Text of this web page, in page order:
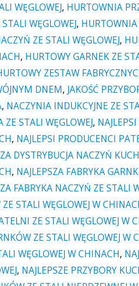
WĘGLOWEJ, HURTOWNIA
WĘGLOWEJ, HURTOWNIA
ZE STALI WĘGLOWEJ,
, HURTOWY GARNEK ZE
ZESTAW
DNEM, JAKOŚĆ
, NACZYNIA INDUKCYJNE ZE
ZE STALI WĘGLOWEJ,
, NAJLEPSI PRODUCENCI
DYSTRYBUCJA NACZYŃ
, NAJLEPSZA FABRYKA
FABRYKA NACZYŃ ZE STALI
STALI WĘGLOWEJ W
ZE STALI WĘGLOWEJ W
ZE STALI WĘGLOWEJ W
WĘGLOWEJ W CHINACH,
, NAJLEPSZE PRZYBORY